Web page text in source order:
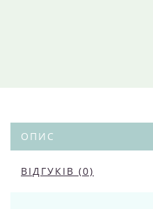
ОПИС
ВІДГУКІВ (0)